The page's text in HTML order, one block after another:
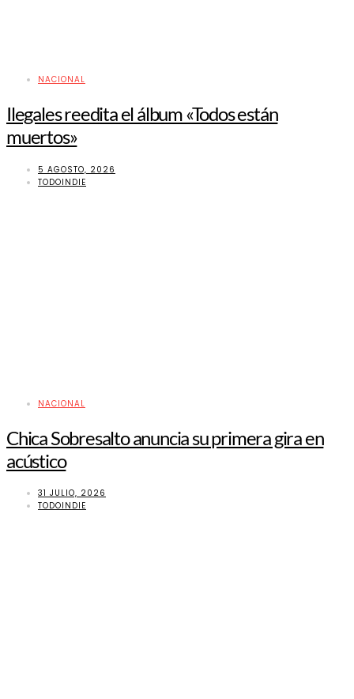
NACIONAL
Ilegales reedita el álbum «Todos están
muertos»
5 AGOSTO, 2026
TODOINDIE
NACIONAL
Chica Sobresalto anuncia su primera gira en
acústico
31 JULIO, 2026
TODOINDIE